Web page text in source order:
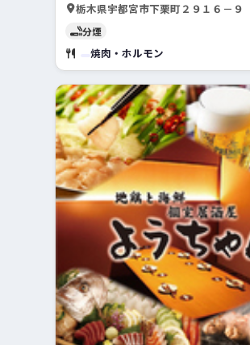
栃木県宇都宮市下栗町２９１６－９
分煙
焼肉・ホルモン